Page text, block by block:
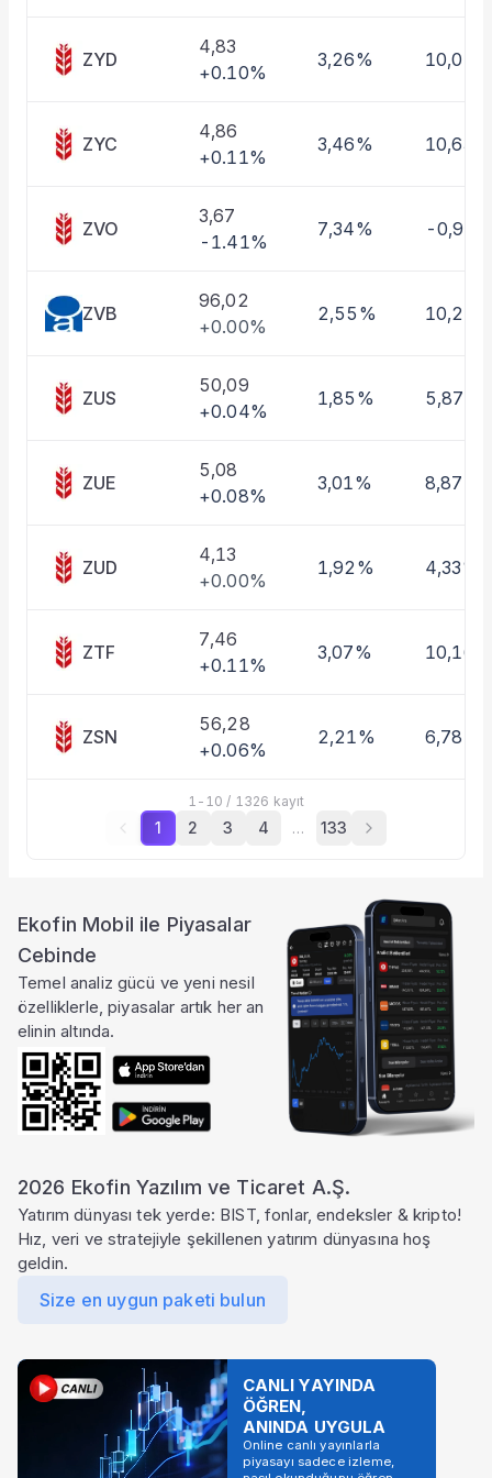
Fiyat Endeks Değişimi
ZYD
4,83
+0.10%
3,26% 10,01%
ZYC
4,86
+0.11%
3,46% 10,63%
ZVO
3,67
-1.41%
7,34% -0,97%
ZVB
96,02
+0.00%
2,55%
ZUS
50,09
+0.04%
1,85% 5,87%
ZUE
5,08
+0.08%
3,01% 8,87%
ZUD
4,13
+0.00%
1,92% 4,33%
ZTF
7,46
+0.11%
3,07% 10,16%
ZSN
56,28
+0.06%
2,21% 6,78%
1 - 10 / 1326 kayıt
1 2 3 4 … 133
Ekofin Mobil ile Piyasalar
Cebinde
Temel analiz gücü ve yeni nesil
özelliklerle, piyasalar artık her an
elinin altında.
2026 Ekofin Yazılım ve Ticaret A.Ş.
Yatırım dünyası tek yerde: BIST, fonlar, endeksler & kripto!
Hız, veri ve stratejiyle şekillenen yatırım dünyasına hoş
geldin.
Size en uygun paketi bulun
CANLI YAYINDA
ÖĞREN,
ANINDA UYGULA
Online canlı yayınlarla
piyasayı sadece izleme,